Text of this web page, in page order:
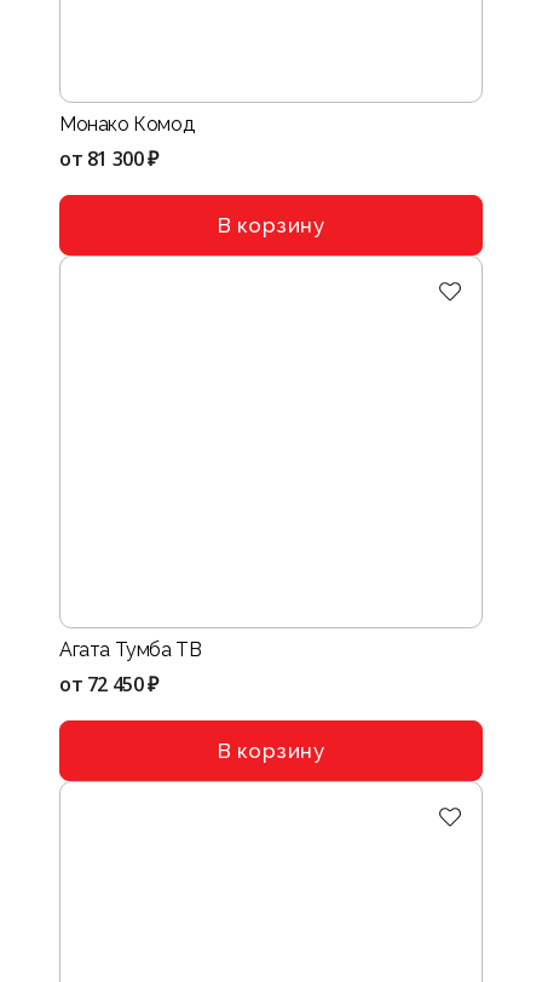
Монако Комод
от 81 300 ₽
В корзину
Агата Тумба ТВ
от 72 450 ₽
В корзину